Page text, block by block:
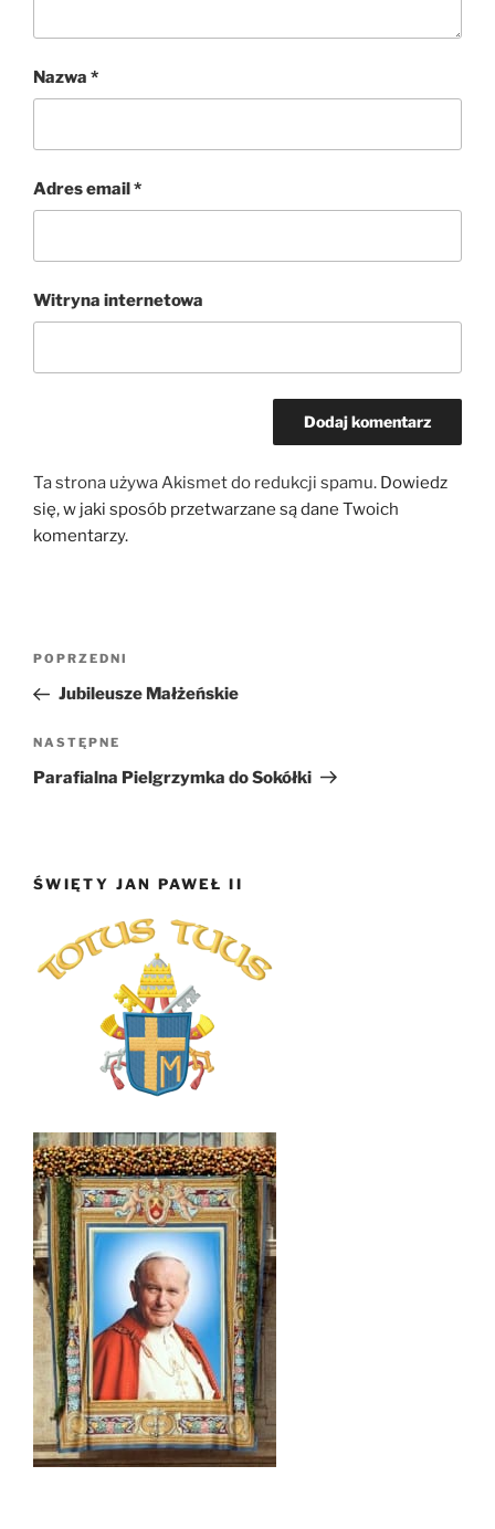
Nazwa *
Adres email*
Witryna internetowa
Ta strona używa Akismet do redukcji spamu. Dowiedz
się, w jaki sposób przetwarzane są dane Twoich
komentarzy.
Nawigacja
Poprzedni
wpis
POPRZEDNI
Jubileusze Małżeńskie
Następny
wpis
NASTĘPNE
Parafialna Pielgrzymka do Sokółki
ŚWIĘTY JAN PAWEŁ II